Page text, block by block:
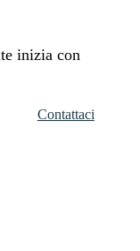
inizia con
Contattaci